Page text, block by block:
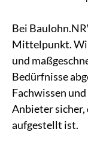
Bei
Mittelpunkt.
und
Bedürfnisse
Fachwissen
Anbieter
aufgestellt ist.